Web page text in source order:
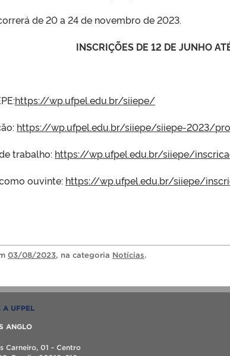
de 20 a 24 de novembro de 2023.
INSCRIÇÕES DE 12 DE JUNHO
https://wp.ufpel.edu.br/siiepe/
https://wp.ufpel.edu.br/siiepe/siiepe-2023/
trabalho: https://wp.ufpel.edu.br/siiepe/
ouvinte: https://wp.ufpel.edu.br/siiepe/
03/08/2023, na categoria Notícias.
A UFPEL
ANGLO
Carneiro, 01 - Centro